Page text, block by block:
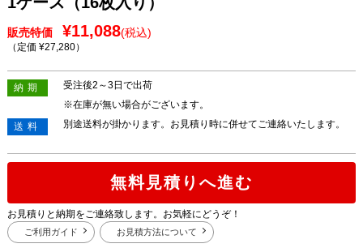
販売特価 ¥11,088(税込)
（定価 ¥27,280）
納期
受注後2～3日で出荷
※在庫が無い場合がございます。
送料
別途送料が掛かります。お見積り時に併せてご連絡いたします。
無料見積りへ進む
お見積りと納期をご連絡致します。お気軽にどうぞ！
ご利用ガイド お見積方法について